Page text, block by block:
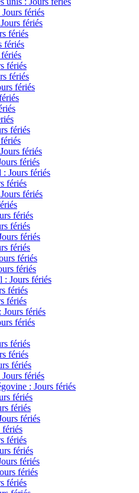
fériés
fériés
fériés
fériés
fériés
fériés
fériés
fériés
fériés
fériés
: Jours fériés
fériés
fériés
fériés
fériés
fériés
fériés
fériés
fériés
: Jours fériés
fériés
fériés
Jours fériés
fériés
fériés
fériés
fériés
fériés
: Jours fériés
fériés
fériés
fériés
fériés
fériés
fériés
fériés
fériés
fériés